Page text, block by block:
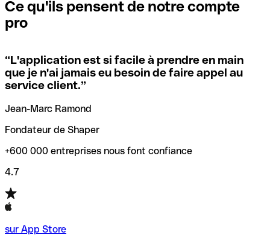
signifie que vous avez le code de l'une des succursales
locales.
Si vous n'êtes pas sûr du code SWIFT que vous devriez
utiliser, nous avons développé un outil de recherche de
codes SWIFT par nom de banque.
vérification/recherche de codes SWIFT. Ainsi, vous pouvez
trouver et vérifier vos codes SWIFT avant de réaliser vos
transferts d’argent.
Ce qu'ils pensent de notre compte
pro
“L'application est si facile à prendre en main
que je n'ai jamais eu besoin de faire appel au
service client.”
Jean-Marc Ramond
Fondateur de Shaper
+600 000 entreprises nous font confiance
4.7
sur App Store